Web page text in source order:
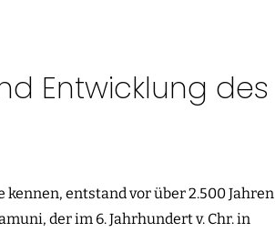
Entwicklung des
entstand vor über 2.500 Jahren
der im 6. Jahrhundert v. Chr. in